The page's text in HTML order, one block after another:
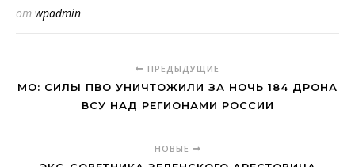
от wpadmin
ПРЕДЫДУЩИЕ
МО: СИЛЫ ПВО УНИЧТОЖИЛИ ЗА НОЧЬ 184 ДРОНА
ВСУ НАД РЕГИОНАМИ РОССИИ
НОВЫЕ